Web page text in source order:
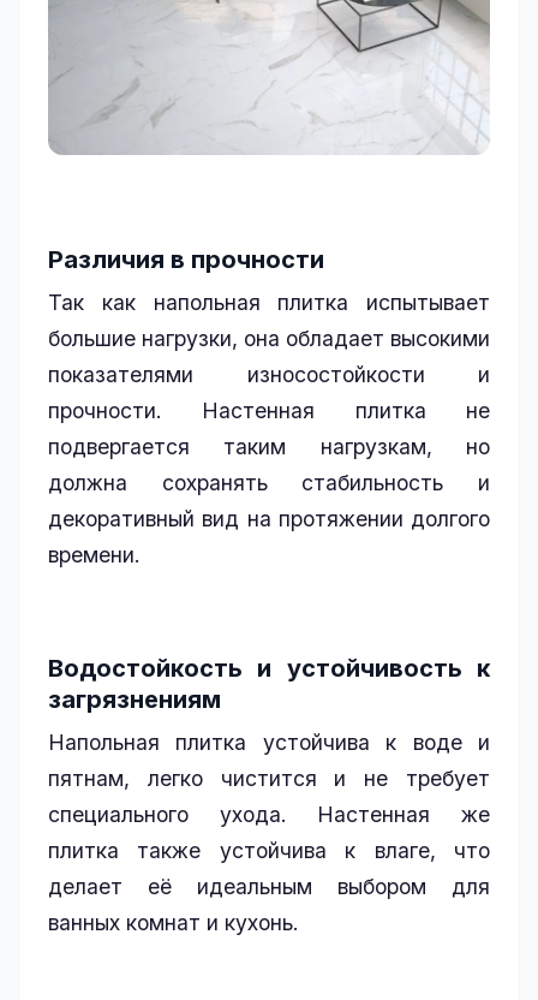
Различия в прочности
Так как напольная плитка испытывает
большие нагрузки, она обладает высокими
показателями износостойкости и
прочности. Настенная плитка не
подвергается таким нагрузкам, но
должна сохранять стабильность и
декоративный вид на протяжении долгого
времени.
Водостойкость и устойчивость к
загрязнениям
Напольная плитка устойчива к воде и
пятнам, легко чистится и не требует
специального ухода. Настенная же
плитка также устойчива к влаге, что
делает её идеальным выбором для
ванных комнат и кухонь.